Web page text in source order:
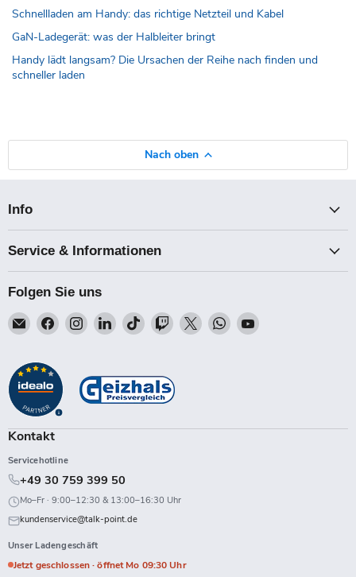
Schnellladen am Handy: das richtige Netzteil und Kabel
GaN-Ladegerät: was der Halbleiter bringt
Handy lädt langsam? Die Ursachen der Reihe nach finden und
schneller laden
Nach oben
Info
Service & Informationen
Folgen Sie uns
Email
Talk-
Finden
Sie
auf
Facebook
Finden
Sie
auf
Instagram
Finden
Sie
auf
LinkedIn
Finden
Sie
auf
TikTok
Finden
Sie
Twitch
Finden
Sie
Finden
Sie
Finden
Kontakt
Servicehotline
+49 30 759 399 50
Mo–Fr · 9:00–12:30 & 13:00–16:30 Uhr
kundenservice@talk-point.de
Unser Ladengeschäft
Jetzt geschlossen · öffnet Mo 09:30 Uhr